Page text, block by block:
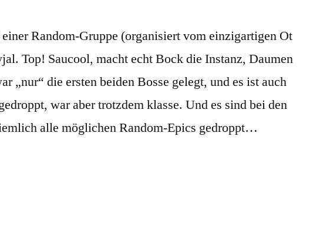
Random-Gruppe (organisiert vom einzigartigen Ot
Top! Saucool, macht echt Bock die Instanz, Daumen
„nur“ die ersten beiden Bosse gelegt, und es ist auch
war aber trotzdem klasse. Und es sind bei den
alle möglichen Random-Epics gedroppt…